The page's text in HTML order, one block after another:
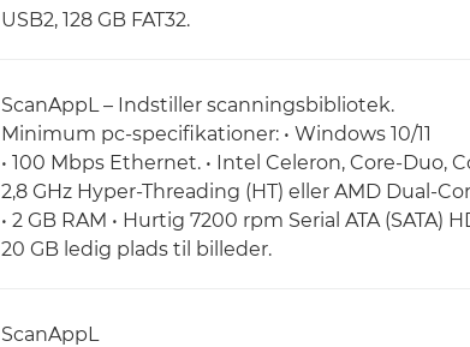
USB2, 128 GB FAT32.
ScanAppL – Indstiller scanningsbibliotek.
Minimum pc-specifikationer: • Windows 10/11
• 100 Mbps Ethernet. • Intel Celeron, Core-Duo,
2,8 GHz Hyper-Threading (HT) eller AMD Dual-
• 2 GB RAM • Hurtig 7200 rpm Serial ATA
20 GB ledig plads til billeder.
ScanAppL